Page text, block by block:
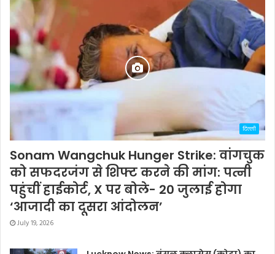
दिल्ली
Sonam Wangchuk Hunger Strike: वांगचुक
को सफदरजंग से शिफ्ट करने की मांग: पत्नी
पहुंचीं हाईकोर्ट, X पर बोले- 20 जुलाई होगा
‘आजादी का दूसरा आंदोलन’
July 19, 2026